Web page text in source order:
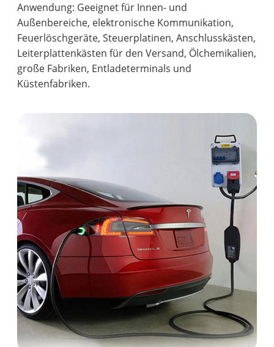
Anwendung: Geeignet für Innen- und
Außenbereiche, elektronische Kommunikation,
Feuerlöschgeräte, Steuerplatinen, Anschlusskästen,
Leiterplattenkästen für den Versand, Ölchemikalien,
große Fabriken, Entladeterminals und
Küstenfabriken.